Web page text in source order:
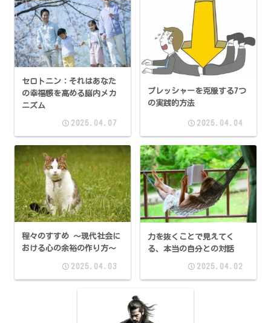
セロトニン：それはあなた
の幸福感を高める脳内メカ
ニズム
2025.04.07
プレッシャーを克服する7つ
の実践的方法
2025.04.04
程々のすすめ 〜現代社会に
おける心の余裕の作り方〜
2025.04.03
力を抜くことで見えてく
る、本当の自分との対話
2025.04.02